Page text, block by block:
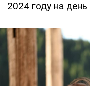
2024 году на